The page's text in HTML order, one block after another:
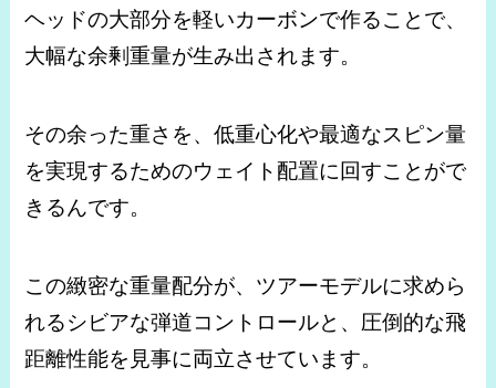
ヘッドの大部分を軽いカーボンで作ることで、
大幅な余剰重量が生み出されます。
その余った重さを、低重心化や最適なスピン量
を実現するためのウェイト配置に回すことがで
きるんです。
この緻密な重量配分が、ツアーモデルに求めら
れるシビアな弾道コントロールと、圧倒的な飛
距離性能を見事に両立させています。